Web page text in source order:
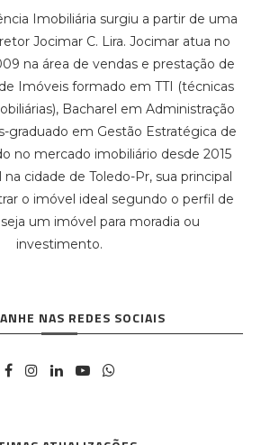
Imobiliária surgiu a partir de uma
Jocimar C. Lira. Jocimar atua no
na área de vendas e prestação de
Imóveis formado em TTI (técnicas
Bacharel em Administração
graduado em Gestão Estratégica de
no mercado imobiliário desde 2015
cidade de Toledo-Pr, sua principal
o imóvel ideal segundo o perfil de
um imóvel para moradia ou
investimento.
NAS REDES SOCIAIS